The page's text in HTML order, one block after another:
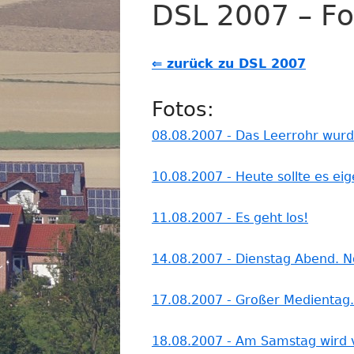
DSL 2007 –
⇐ zurück zu DSL 2007
Fotos:
08.08.2007 - Das Leerrohr
10.08.2007 - Heute sollte es
11.08.2007 - Es geht los!
14.08.2007 - Dienstag Abend.
17.08.2007 - Großer
18.08.2007 - Am Samstag wird